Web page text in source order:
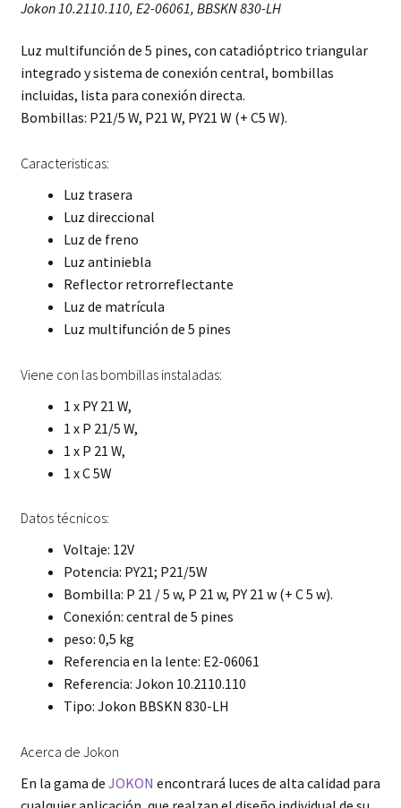
Jokon 10.2110.110, E2-06061, BBSKN 830-LH
Luz multifunción de 5 pines, con catadióptrico triangular
integrado y sistema de conexión central, bombillas
incluidas, lista para conexión directa.
Bombillas: P21/5 W, P21 W, PY21 W (+ C5 W).
Caracteristicas:
Luz trasera
Luz direccional
Luz de freno
Luz antiniebla
Reflector retrorreflectante
Luz de matrícula
Luz multifunción de 5 pines
Viene con las bombillas instaladas:
1 x PY 21 W,
1 x P 21/5 W,
1 x P 21 W,
1 x C 5W
Datos técnicos:
Voltaje: 12V
Potencia: PY21; P21/5W
Bombilla: P 21 / 5 w, P 21 w, PY 21 w (+ C 5 w).
Conexión: central de 5 pines
peso: 0,5 kg
Referencia en la lente: E2-06061
Referencia: Jokon 10.2110.110
Tipo: Jokon BBSKN 830-LH
Acerca de Jokon
En la gama de JOKON encontrará luces de alta calidad para